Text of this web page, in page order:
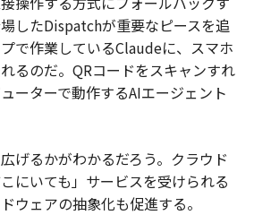
したDispatchが重要なピースを追
で作業しているClaudeに、スマホ
るのだ。QRコードをスキャンすれ
ーターで動作するAIエージェント
げるかがわかるだろう。クラウド
にいても」サービスを受けられる
ウェアの抽象化も促進する。